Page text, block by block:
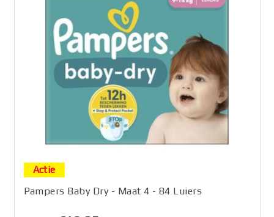
Actie
Pampers Baby Dry - Maat 4 - 84 Luiers